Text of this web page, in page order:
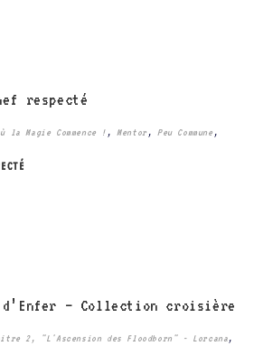
Magie Commence ! , Mentor , Peu Commune ,
2, "L'Ascension des Floodborn" - Lorcana,